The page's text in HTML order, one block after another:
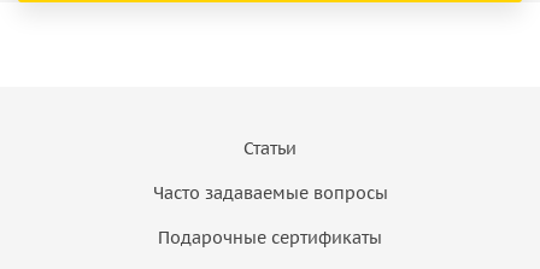
Статьи
Часто задаваемые вопросы
Подарочные сертификаты